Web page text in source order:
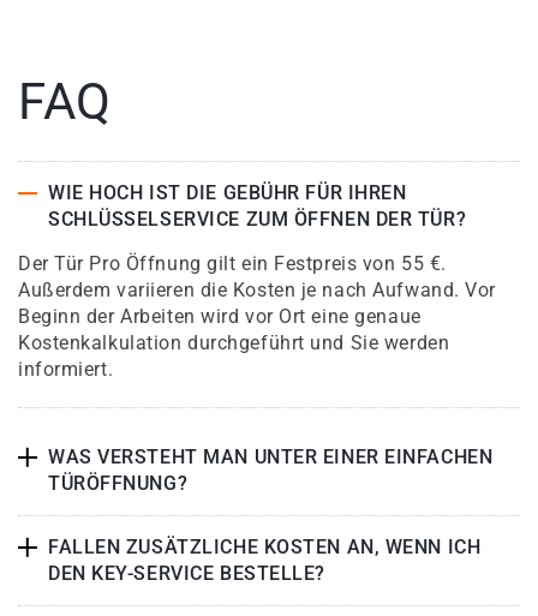
FAQ
WIE HOCH IST DIE GEBÜHR FÜR IHREN
SCHLÜSSELSERVICE ZUM ÖFFNEN DER TÜR?
Der Tür Pro Öffnung gilt ein Festpreis von 55 €.
Außerdem variieren die Kosten je nach Aufwand. Vor
Beginn der Arbeiten wird vor Ort eine genaue
Kostenkalkulation durchgeführt und Sie werden
informiert.
WAS VERSTEHT MAN UNTER EINER EINFACHEN
TÜRÖFFNUNG?
FALLEN ZUSÄTZLICHE KOSTEN AN, WENN ICH
DEN KEY-SERVICE BESTELLE?